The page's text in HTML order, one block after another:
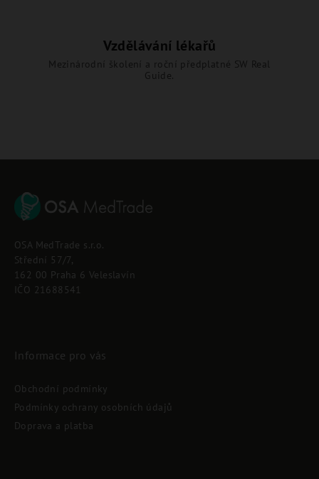
Vzdělávání lékařů
Mezinárodní školení a roční předplatné SW Real
Guide.
OSA MedTrade s.r.o.
Střední 57/7,
162 00 Praha 6 Veleslavín
IČO 21688541
Informace pro vás
Obchodní podmínky
Podmínky ochrany osobních údajů
Doprava a platba